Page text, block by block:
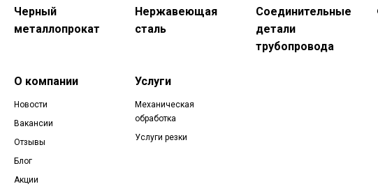
Черный
металлопрокат
Нержавеющая
сталь
Соединительные
детали
трубопровода
О компании
Новости
Вакансии
Отзывы
Блог
Акции
Услуги
Механическая
обработка
Услуги резки